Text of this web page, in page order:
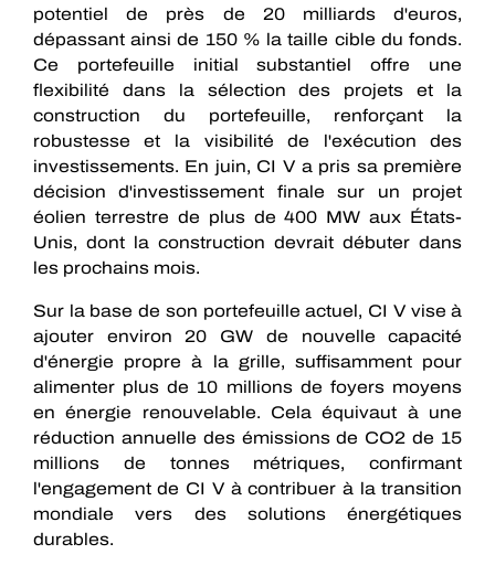
potentiel de près de 20 milliards d'euros,
dépassant ainsi de 150 % la taille cible du fonds.
Ce portefeuille initial substantiel offre une
flexibilité dans la sélection des projets et la
construction du portefeuille, renforçant la
robustesse et la visibilité de l'exécution des
investissements. En juin, CI V a pris sa première
décision d'investissement finale sur un projet
éolien terrestre de plus de 400 MW aux États-
Unis, dont la construction devrait débuter dans
les prochains mois.
Sur la base de son portefeuille actuel, CI V vise à
ajouter environ 20 GW de nouvelle capacité
d'énergie propre à la grille, suffisamment pour
alimenter plus de 10 millions de foyers moyens
en énergie renouvelable. Cela équivaut à une
réduction annuelle des émissions de CO2 de 15
millions de tonnes métriques, confirmant
l'engagement de CI V à contribuer à la transition
mondiale vers des solutions énergétiques
durables.